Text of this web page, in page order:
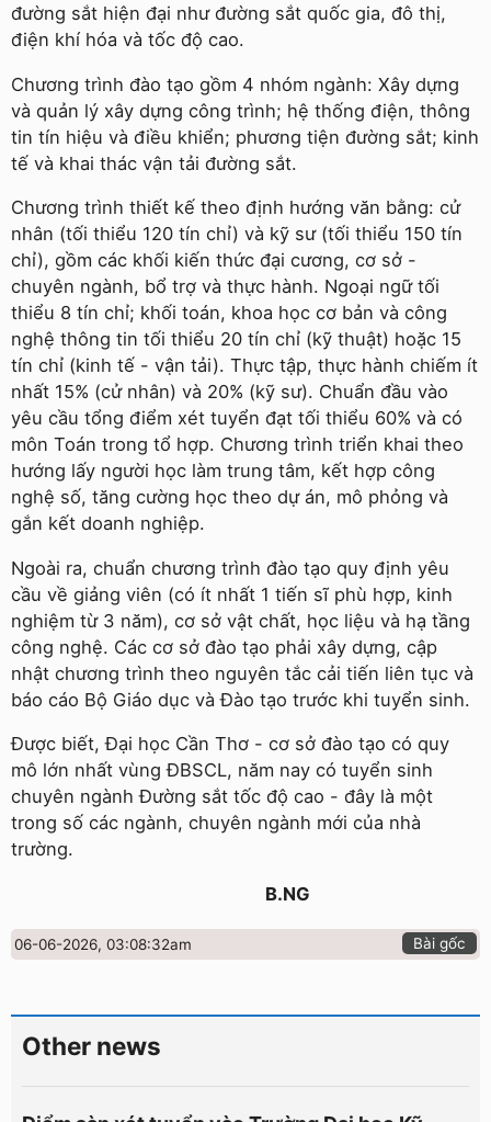
đường sắt hiện đại như đường sắt quốc gia, đô thị,
điện khí hóa và tốc độ cao.
Chương trình đào tạo gồm 4 nhóm ngành: Xây dựng
và quản lý xây dựng công trình; hệ thống điện, thông
tin tín hiệu và điều khiển; phương tiện đường sắt; kinh
tế và khai thác vận tải đường sắt.
Chương trình thiết kế theo định hướng văn bằng: cử
nhân (tối thiểu 120 tín chỉ) và kỹ sư (tối thiểu 150 tín
chỉ), gồm các khối kiến thức đại cương, cơ sở -
chuyên ngành, bổ trợ và thực hành. Ngoại ngữ tối
thiểu 8 tín chỉ; khối toán, khoa học cơ bản và công
nghệ thông tin tối thiểu 20 tín chỉ (kỹ thuật) hoặc 15
tín chỉ (kinh tế - vận tải). Thực tập, thực hành chiếm ít
nhất 15% (cử nhân) và 20% (kỹ sư). Chuẩn đầu vào
yêu cầu tổng điểm xét tuyển đạt tối thiểu 60% và có
môn Toán trong tổ hợp. Chương trình triển khai theo
hướng lấy người học làm trung tâm, kết hợp công
nghệ số, tăng cường học theo dự án, mô phỏng và
gắn kết doanh nghiệp.
Ngoài ra, chuẩn chương trình đào tạo quy định yêu
cầu về giảng viên (có ít nhất 1 tiến sĩ phù hợp, kinh
nghiệm từ 3 năm), cơ sở vật chất, học liệu và hạ tầng
công nghệ. Các cơ sở đào tạo phải xây dựng, cập
nhật chương trình theo nguyên tắc cải tiến liên tục và
báo cáo Bộ Giáo dục và Đào tạo trước khi tuyển sinh.
Được biết, Đại học Cần Thơ - cơ sở đào tạo có quy
mô lớn nhất vùng ĐBSCL, năm nay có tuyển sinh
chuyên ngành Đường sắt tốc độ cao - đây là một
trong số các ngành, chuyên ngành mới của nhà
trường.
B.NG
06-06-2026, 03:08:32am Bài gốc
Other news